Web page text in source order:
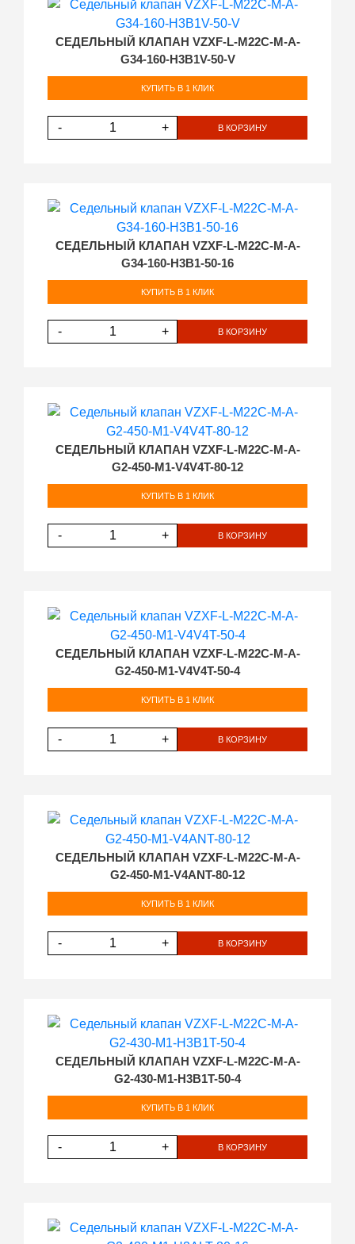
СЕДЕЛЬНЫЙ КЛАПАН VZXF-L-M22C-M-A-
G34-160-H3B1V-50-V
КУПИТЬ В 1 КЛИК
- + В КОРЗИНУ
СЕДЕЛЬНЫЙ КЛАПАН VZXF-L-M22C-M-A-
G34-160-H3B1-50-16
КУПИТЬ В 1 КЛИК
- + В КОРЗИНУ
СЕДЕЛЬНЫЙ КЛАПАН VZXF-L-M22C-M-A-
G2-450-M1-V4V4T-80-12
КУПИТЬ В 1 КЛИК
- + В КОРЗИНУ
СЕДЕЛЬНЫЙ КЛАПАН VZXF-L-M22C-M-A-
G2-450-M1-V4V4T-50-4
КУПИТЬ В 1 КЛИК
- + В КОРЗИНУ
СЕДЕЛЬНЫЙ КЛАПАН VZXF-L-M22C-M-A-
G2-450-M1-V4ANT-80-12
КУПИТЬ В 1 КЛИК
- + В КОРЗИНУ
СЕДЕЛЬНЫЙ КЛАПАН VZXF-L-M22C-M-A-
G2-430-M1-H3B1T-50-4
КУПИТЬ В 1 КЛИК
- + В КОРЗИНУ